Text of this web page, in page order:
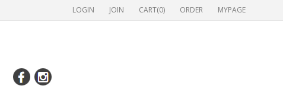
LOGIN JOIN CART(0) ORDER MYPAGE